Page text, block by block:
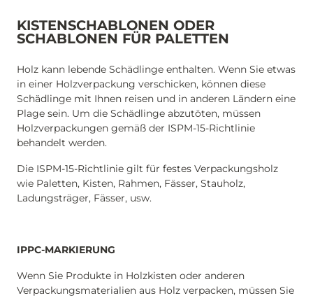
KISTENSCHABLONEN ODER
SCHABLONEN FÜR PALETTEN
Holz kann lebende Schädlinge enthalten. Wenn Sie etwas
in einer Holzverpackung verschicken, können diese
Schädlinge mit Ihnen reisen und in anderen Ländern eine
Plage sein. Um die Schädlinge abzutöten, müssen
Holzverpackungen gemäß der ISPM-15-Richtlinie
behandelt werden.
Die ISPM-15-Richtlinie gilt für festes Verpackungsholz
wie Paletten, Kisten, Rahmen, Fässer, Stauholz,
Ladungsträger, Fässer, usw.
IPPC-MARKIERUNG
Wenn Sie Produkte in Holzkisten oder anderen
Verpackungsmaterialien aus Holz verpacken, müssen Sie